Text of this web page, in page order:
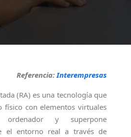
Referencia:Interempresas
(RA) es una tecnología que
físico con elementos virtuales
ordenador y superpone
el entorno real a través de